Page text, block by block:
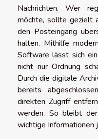
Nachrichten. Wer
möchte, sollte gezielt
den Posteingang
halten. Mithilfe
Software lässt sich
nicht nur Ordnung
Durch die digitale
bereits
direkten Zugriff
werden. So bleibt
wichtige Informationen